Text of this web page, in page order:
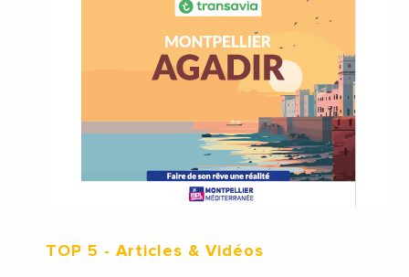
TOP 5 - Articles & Vidéos